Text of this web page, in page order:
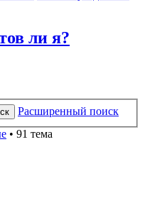
ли я?
Расширенный поиск
• 91 тема